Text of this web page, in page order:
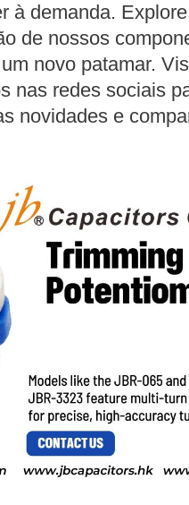
à demanda.
de nossos
novo patamar.
nas redes sociais
novidades e